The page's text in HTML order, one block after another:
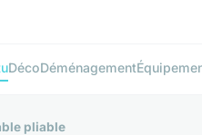
DécoDéménagement
pliable